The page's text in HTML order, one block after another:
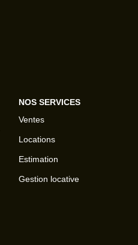
NOS SERVICES
Ventes
Locations
Estimation
Gestion locative